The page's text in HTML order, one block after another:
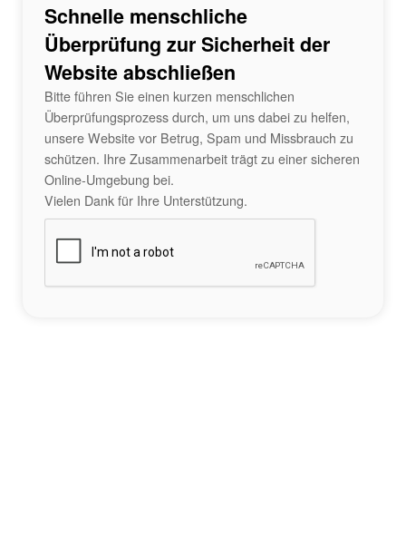
Schnelle menschliche
Überprüfung zur Sicherheit der
Website abschließen
Bitte führen Sie einen kurzen menschlichen
Überprüfungsprozess durch, um uns dabei zu helfen,
unsere Website vor Betrug, Spam und Missbrauch zu
schützen. Ihre Zusammenarbeit trägt zu einer sicheren
Online-Umgebung bei.
Vielen Dank für Ihre Unterstützung.